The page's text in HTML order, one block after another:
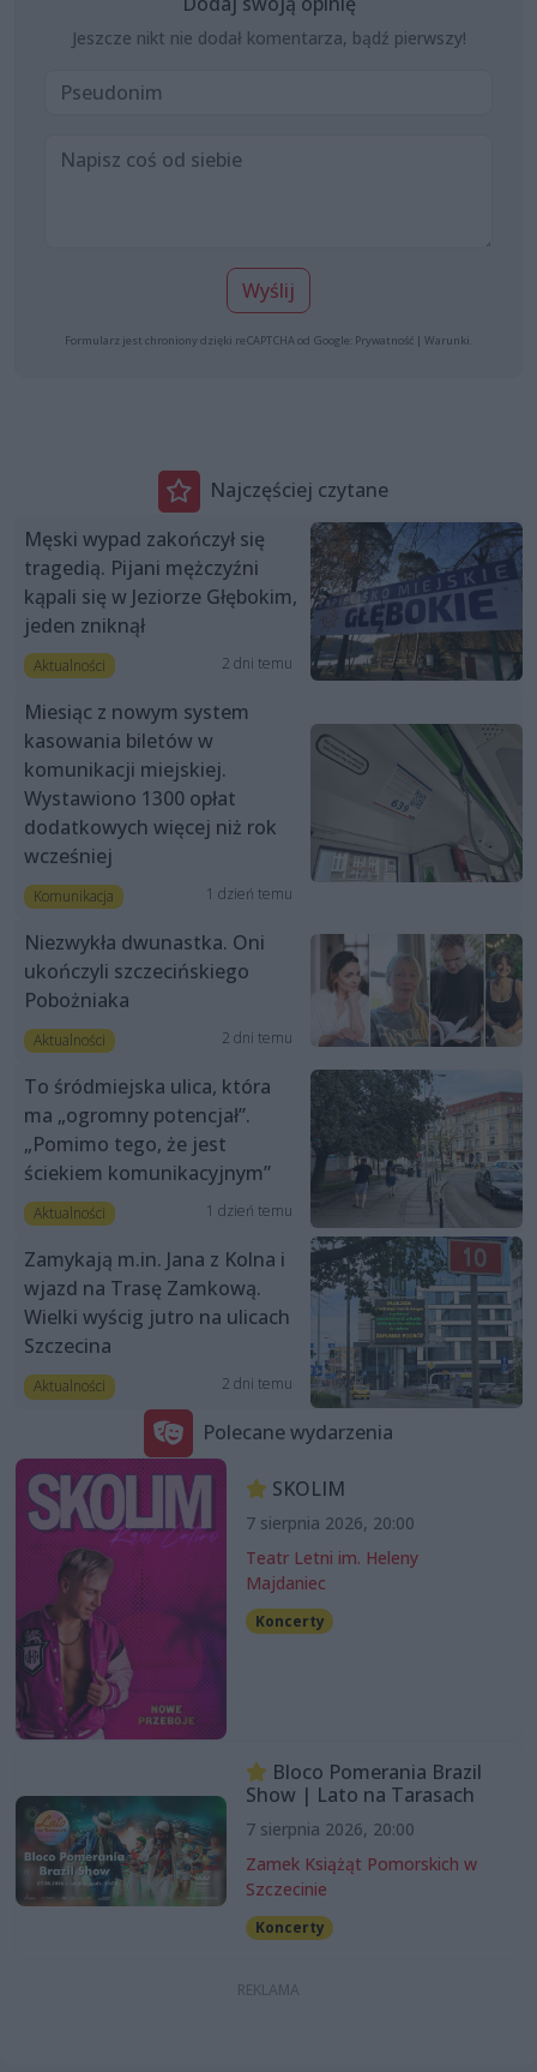
Jeszcze nikt nie dodał komentarza, bądź pierwszy!
Wyślij
Formularz jest chroniony dzięki reCAPTCHA od Google: Prywatność | Warunki
Najczęściej czytane
Męski wypad zakończył się
tragedią. Pijani mężczyźni
kąpali się w Jeziorze Głębokim,
jeden zniknął
Aktualności 2 dni temu
Miesiąc z nowym system
kasowania biletów w
komunikacji miejskiej.
Wystawiono 1300 opłat
dodatkowych więcej niż rok
wcześniej
Komunikacja 1 dzień temu
Niezwykła dwunastka. Oni
ukończyli szczecińskiego
Pobożniaka
Aktualności 2 dni temu
To śródmiejska ulica, która
ma „ogromny potencjał”.
„Pomimo tego, że jest
ściekiem komunikacyjnym”
Aktualności 1 dzień temu
Zamykają m.in. Jana z Kolna i
wjazd na Trasę Zamkową.
Wielki wyścig jutro na ulicach
Szczecina
Aktualności 2 dni temu
Polecane wydarzenia
SKOLIM
7 sierpnia 2026, 20:00
Teatr Letni im. Heleny
Majdaniec
Koncerty
Bloco Pomerania Brazil
Show | Lato na Tarasach
7 sierpnia 2026, 20:00
Zamek Książąt Pomorskich w
Szczecinie
Koncerty